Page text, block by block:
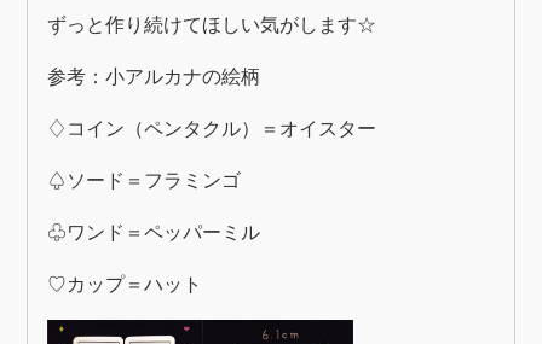
ずっと作り続けてほしい気がします☆
参考：小アルカナの絵柄
♢コイン（ペンタクル）＝オイスター
♤ソード＝フラミンゴ
♧ワンド＝ペッパーミル
♡カップ＝ハット